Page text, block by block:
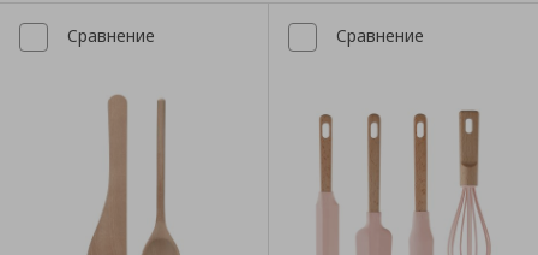
Сравнение Сравнение